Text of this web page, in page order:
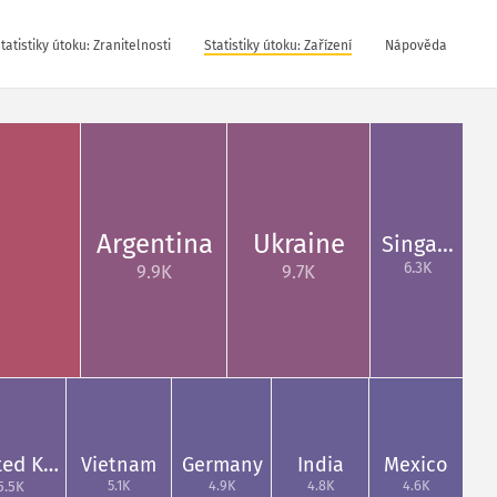
útoku: Zranitelnosti Statistiky útoku: Zařízení Nápověda
Argentina
9.9K
Ukraine
9.7K
Singa…
6.3K
K… Vietnam
5.1K
Germany
4.9K
India
4.8K
Mexico
4.6K